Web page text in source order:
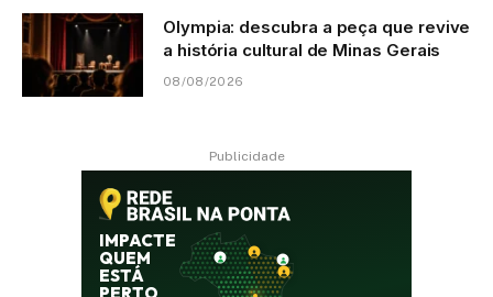
Olympia: descubra a peça que revive
a história cultural de Minas Gerais
08/08/2026
Publicidade